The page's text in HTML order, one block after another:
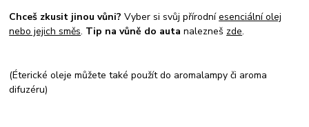
Chceš zkusit jinou vůni? Vyber si svůj přírodníesenciální olej
nebo jejich směs. Tip na vůně do autanalezneš zde.
(Éterické oleje můžete také použít do aromalampy či aroma
difuzéru)